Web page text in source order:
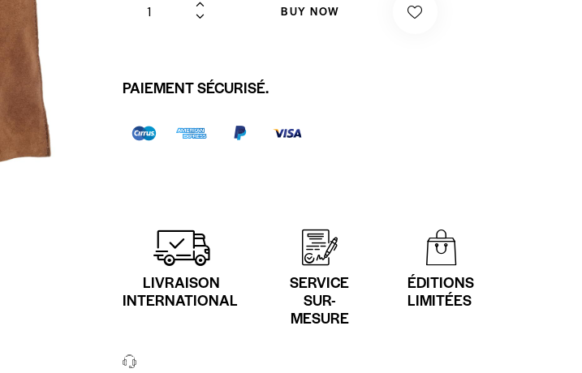
BUY NOW
PAIEMENT SÉCURISÉ.
LIVRAISON
INTERNATIONAL
SERVICE
SUR-
MESURE
ÉDITIONS
LIMITÉES